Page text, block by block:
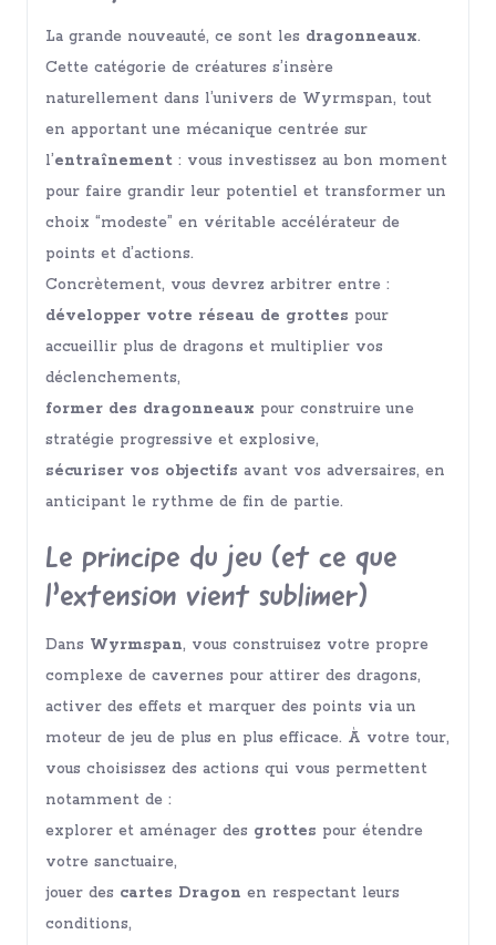
La grande nouveauté, ce sont les dragonneaux.
Cette catégorie de créatures s’insère
naturellement dans l’univers de Wyrmspan, tout
en apportant une mécanique centrée sur
l’entraînement : vous investissez au bon moment
pour faire grandir leur potentiel et transformer un
choix “modeste” en véritable accélérateur de
points et d’actions.
Concrètement, vous devrez arbitrer entre :
développer votre réseau de grottes pour
accueillir plus de dragons et multiplier vos
déclenchements,
former des dragonneaux pour construire une
stratégie progressive et explosive,
sécuriser vos objectifs avant vos adversaires, en
anticipant le rythme de fin de partie.
Le principe du jeu (et ce que
l’extension vient sublimer)
Dans Wyrmspan, vous construisez votre propre
complexe de cavernes pour attirer des dragons,
activer des effets et marquer des points via un
moteur de jeu de plus en plus efficace. À votre tour,
vous choisissez des actions qui vous permettent
notamment de :
explorer et aménager des grottes pour étendre
votre sanctuaire,
jouer des cartes Dragon en respectant leurs
conditions,